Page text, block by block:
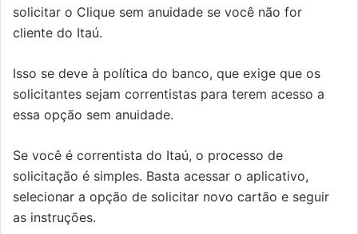
solicitar o Clique sem anuidade se você não for
cliente do Itaú.
Isso se deve à política do banco, que exige que os
solicitantes sejam correntistas para terem acesso a
essa opção sem anuidade.
Se você é correntista do Itaú, o processo de
solicitação é simples. Basta acessar o aplicativo,
selecionar a opção de solicitar novo cartão e seguir
as instruções.